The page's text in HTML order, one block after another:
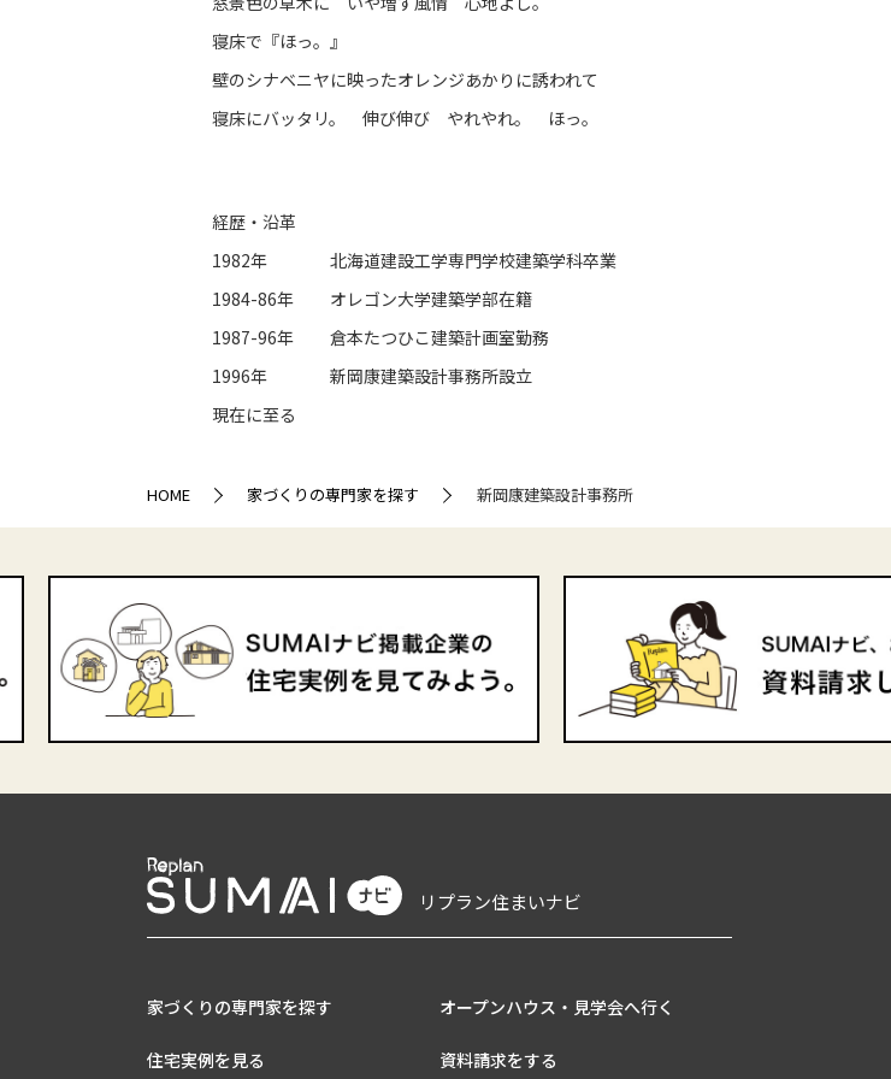
寝床で『ほっ。』
壁のシナベニヤに映ったオレンジあかりに誘われて
寝床にバッタリ。 伸び伸び やれやれ。 ほっ。
経歴・沿革
1982年
北海道建設工学専門学校建築学科卒業
1984-86年
オレゴン大学建築学部在籍
1987-96年
倉本たつひこ建築計画室勤務
1996年
新岡康建築設計事務所設立
現在に至る
HOME 家づくりの専門家を探す 新岡康建築設計事務所
リプラン住まいナビ
家づくりの専門家を探す
住宅実例を見る
オープンハウス・見学会へ行く
資料請求をする